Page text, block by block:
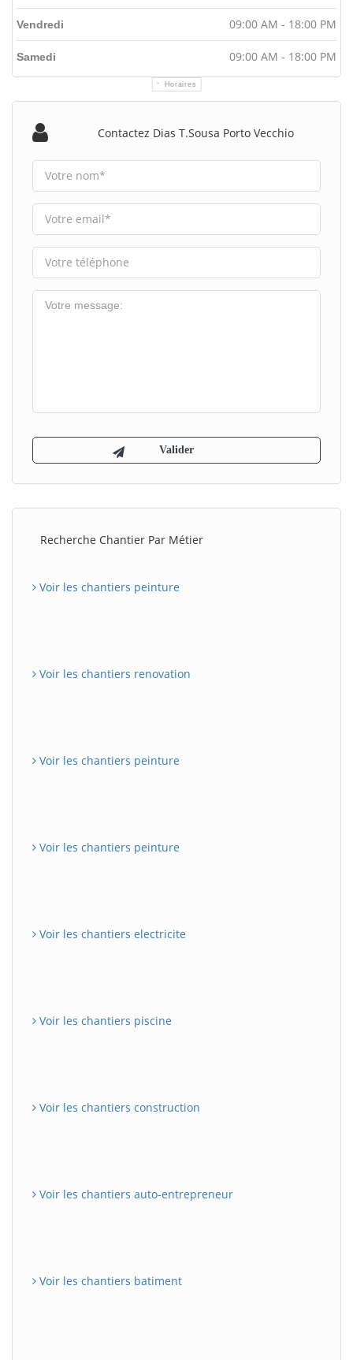
Horaires
Vendredi 09:00 AM - 18:00 PM
Samedi 09:00 AM - 18:00 PM
Contactez Dias T.sousa Porto Vecchio
Recherche Chantier Par Métier
Voir les chantiers peinture
Voir les chantiers renovation
Voir les chantiers peinture
Voir les chantiers peinture
Voir les chantiers electricite
Voir les chantiers piscine
Voir les chantiers construction
Voir les chantiers auto-entrepreneur
Voir les chantiers batiment